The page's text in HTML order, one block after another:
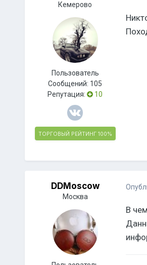
Кемерово
Пользователь
Сообщений: 105
Репутация:
10
ТОРГОВЫЙ РЕЙТИНГ 100%
DDMoscow
Москва
В